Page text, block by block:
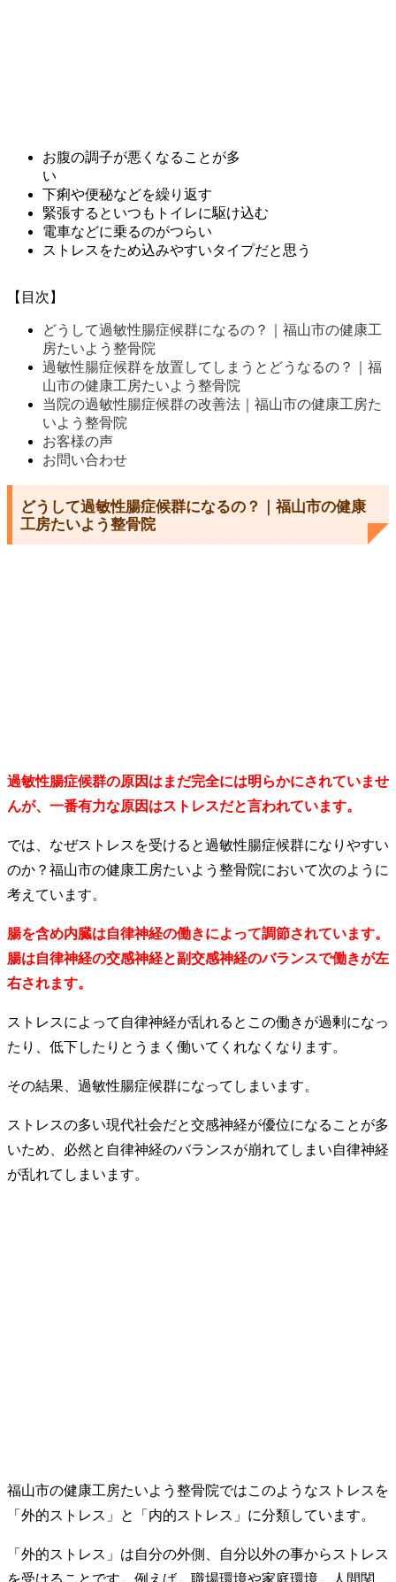
お腹の調子が悪くなることが多
い
下痢や便秘などを繰り返す
緊張するといつもトイレに駆け込む
電車などに乗るのがつらい
ストレスをため込みやすいタイプだと思う
【目次】
どうして過敏性腸症候群になるの？｜福山市の健康工
房たいよう整骨院
過敏性腸症候群を放置してしまうとどうなるの？｜福
山市の健康工房たいよう整骨院
当院の過敏性腸症候群の改善法｜福山市の健康工房た
いよう整骨院
お客様の声
お問い合わせ
どうして過敏性腸症候群になるの？｜福山市の健康
工房たいよう整骨院
過敏性腸症候群の原因はまだ完全には明らかにされていませ
んが、一番有力な原因はストレスだと言われています。
では、なぜストレスを受けると過敏性腸症候群になりやすい
のか？福山市の健康工房たいよう整骨院において次のように
考えています。
腸を含め内臓は自律神経の働きによって調節されています。
腸は自律神経の交感神経と副交感神経のバランスで働きが左
右されます。
ストレスによって自律神経が乱れるとこの働きが過剰になっ
たり、低下したりとうまく働いてくれなくなります。
その結果、過敏性腸症候群になってしまいます。
ストレスの多い現代社会だと交感神経が優位になることが多
いため、必然と自律神経のバランスが崩れてしまい自律神経
が乱れてしまいます。
福山市の健康工房たいよう整骨院ではこのようなストレスを
「外的ストレス」と「内的ストレス」に分類しています。
「外的ストレス」は自分の外側、自分以外の事からストレス
を受けることです。例えば、職場環境や家庭環境、人間関